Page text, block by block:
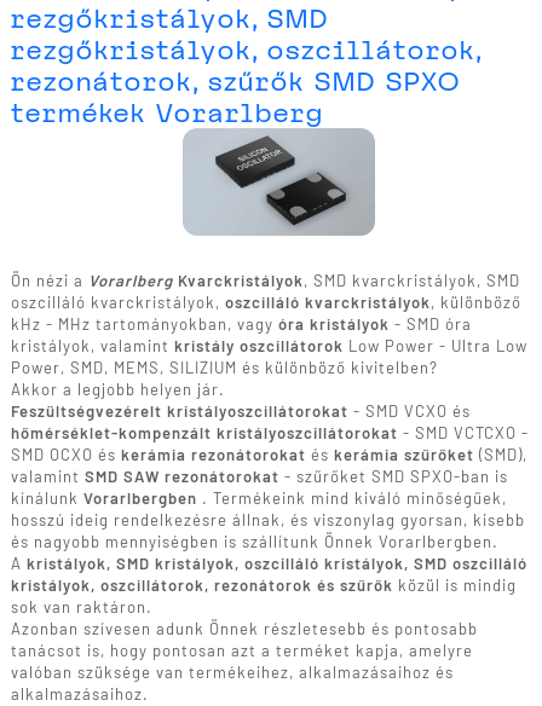
rezgőkristályok, SMD
rezgőkristályok, oszcillátorok,
rezonátorok, szűrők SMD SPXO
termékek Vorarlberg
Ön nézi a Vorarlberg Kvarckristályok, SMD kvarckristályok, SMD
oszcilláló kvarckristályok, oszcilláló kvarckristályok, különböző
kHz - MHz tartományokban, vagy óra kristályok - SMD óra
kristályok, valamint kristály oszcillátorok Low Power - Ultra Low
Power, SMD, MEMS, SILIZIUM és különböző kivitelben?
Akkor a legjobb helyen jár.
Feszültségvezérelt kristályoszcillátorokat - SMD VCXO és
hőmérséklet-kompenzált kristályoszcillátorokat - SMD VCTCXO -
SMD OCXO és kerámia rezonátorokat és kerámia szűrőket (SMD),
valamint SMD SAW rezonátorokat - szűrőket SMD SPXO-ban is
kínálunk Vorarlbergben . Termékeink mind kiváló minőségűek,
hosszú ideig rendelkezésre állnak, és viszonylag gyorsan, kisebb
és nagyobb mennyiségben is szállítunk Önnek Vorarlbergben.
A kristályok, SMD kristályok, oszcilláló kristályok, SMD oszcilláló
kristályok, oszcillátorok, rezonátorok és szűrők közül is mindig
sok van raktáron.
Azonban szívesen adunk Önnek részletesebb és pontosabb
tanácsot is, hogy pontosan azt a terméket kapja, amelyre
valóban szüksége van termékeihez, alkalmazásaihoz és
alkalmazásaihoz.